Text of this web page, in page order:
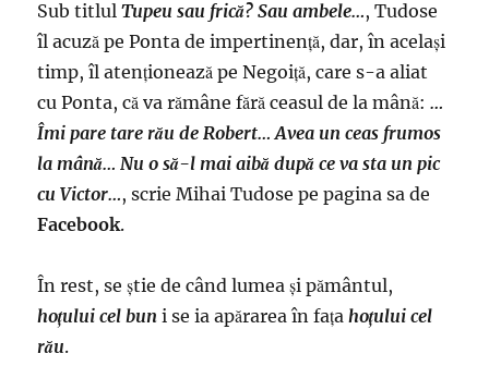
Sub titlulTupeu sau frică? Sau ambele…, Tudose
îl acuză pe Ponta de impertinenţă, dar, în acelaşi
timp, îl atenţionează pe Negoiţă, care s-a aliat
cu Ponta, că va rămâne fără ceasul de la mână:…
Îmi pare tare rău de Robert… Avea un ceas frumos
la mână… Nu o să-l mai aibă după ce va sta un pic
cu Victor…, scrie Mihai Tudose pe pagina sa de
Facebook.
În rest, se ştie de când lumea şi pământul,
hoţului cel bun i se ia apărarea în faţahoţului cel
rău.